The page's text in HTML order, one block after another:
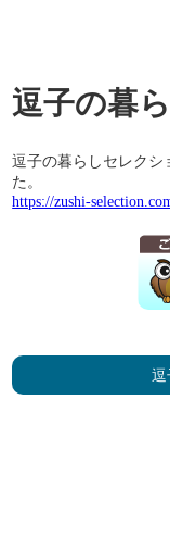
逗子の暮
逗子の暮らしセレクシ
た。
https://zushi-
逗